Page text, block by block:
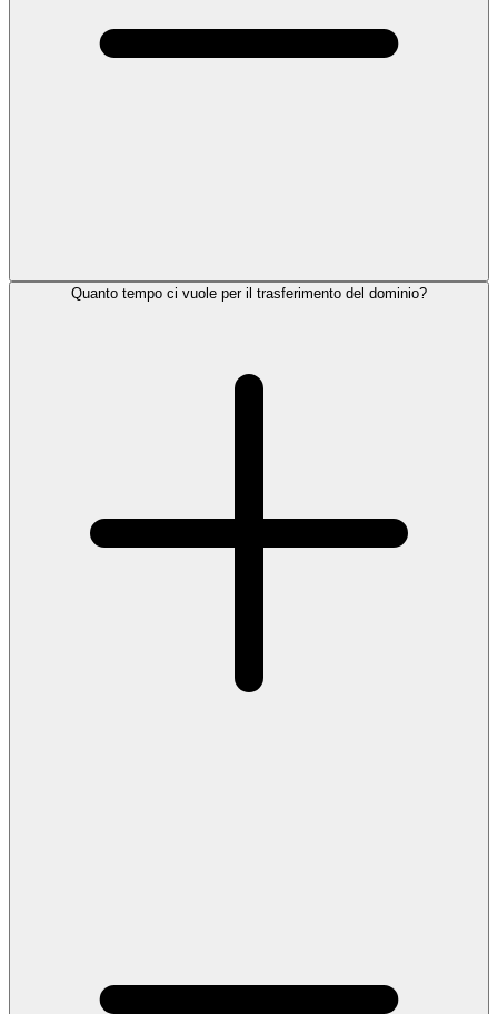
Quanto tempo ci vuole per il trasferimento del dominio?